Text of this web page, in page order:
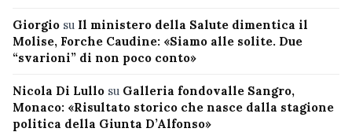
Giorgio su Il ministero della Salute dimentica il
Molise, Forche Caudine: «Siamo alle solite. Due
“svarioni” di non poco conto»
Nicola Di Lullo su Galleria fondovalle Sangro,
Monaco: «Risultato storico che nasce dalla stagione
politica della Giunta D’Alfonso»